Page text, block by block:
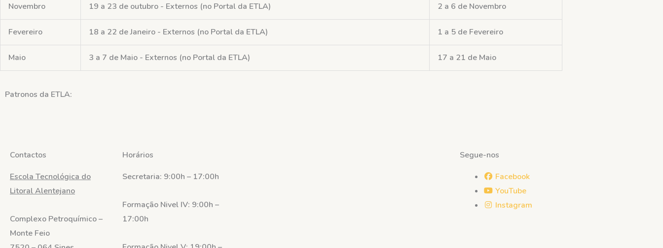
Novembro 19 a 23 de outubro - Externos (no Portal da ETLA) 2 a 6 de Novembro
Fevereiro 18 a 22 de Janeiro - Externos (no Portal da ETLA) 1 a 5 de Fevereiro
Maio 3 a 7 de Maio - Externos (no Portal da ETLA) 17 a 21 de Maio
Patronos da ETLA:
Contactos
Escola Tecnológica do
Litoral Alentejano
Complexo Petroquímico –
Monte Feio
Horários
Secretaria: 9:00h – 17:00h
Formação Nivel IV: 9:00h –
17:00h
Segue-nos
Facebook
YouTube
Instagram